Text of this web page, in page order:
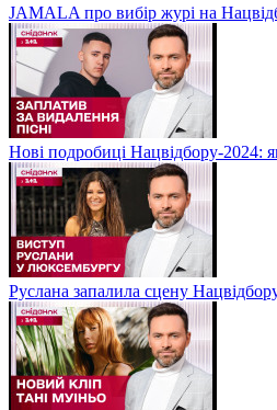
JAMALA про вибір журі на
Нові подробиці Нацвідбору-
Руслана запалила сцену